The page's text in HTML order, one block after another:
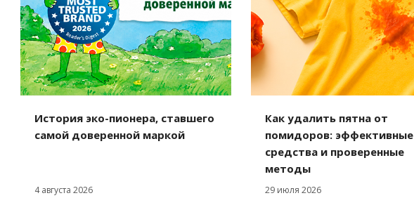
История эко-пионера, ставшего
самой доверенной маркой
4 августа 2026
Как удалить пятна от
помидоров: эффективные
средства и проверенные
методы
29 июля 2026